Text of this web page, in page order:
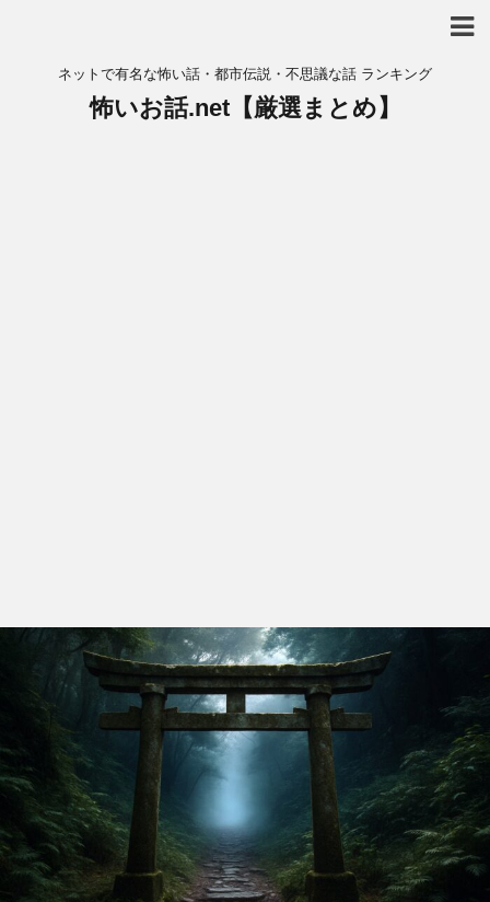
ネットで有名な怖い話・都市伝説・不思議な話 ランキング
怖いお話.net【厳選まとめ】